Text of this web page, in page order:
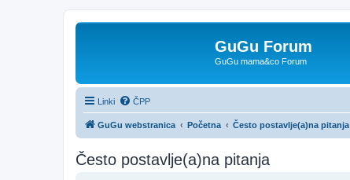
GuGu Forum
GuGu mama&co Forum
Linki ČPP
GuGu webstranica Početna Često postavlje(a)na pitanja
Često postavlje(a)na pitanja